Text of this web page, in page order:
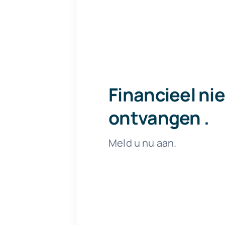
Financieel
ontvangen .
Meld u nu aan.